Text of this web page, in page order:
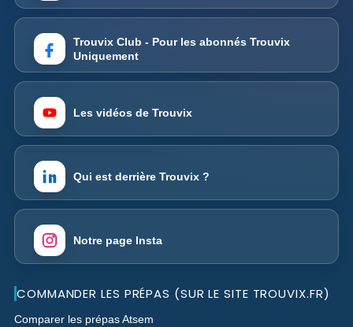
Trouvix Club - Pour les abonnés Trouvix
Uniquement
Les vidéos de Trouvix
Qui est derrière Trouvix ?
Notre page Insta
COMMANDER LES PRÉPAS (SUR LE SITE TROUVIX.FR)
Comparer les prépas Atsem